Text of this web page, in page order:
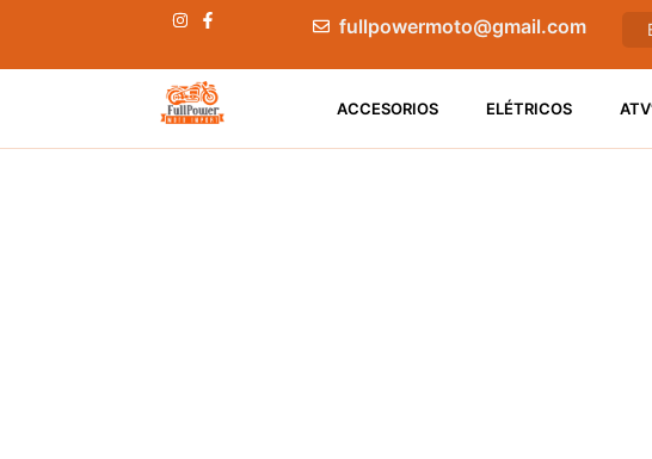
fullpowermoto@gmail.com
ACCESORIOS ELÉTRICOS